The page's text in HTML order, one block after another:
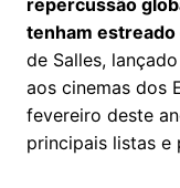
tenham
de Salles,
aos cinemas dos
fevereiro deste
principais listas e